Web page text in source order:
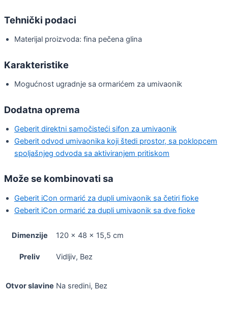
Tehnički podaci
Materijal proizvoda: fina pečena glina
Karakteristike
Mogućnost ugradnje sa ormarićem za umivaonik
Dodatna oprema
Geberit direktni samočisteći sifon za umivaonik
Geberit odvod umivaonika koji štedi prostor, sa poklopcem
spoljašnjeg odvoda sa aktiviranjem pritiskom
Može se kombinovati sa
Geberit iCon ormarić za dupli umivaonik sa četiri fioke
Geberit iCon ormarić za dupli umivaonik sa dve fioke
Dimenzije 120 × 48 × 15,5 cm
Preliv Vidljiv, Bez
Otvor slavine Na sredini, Bez